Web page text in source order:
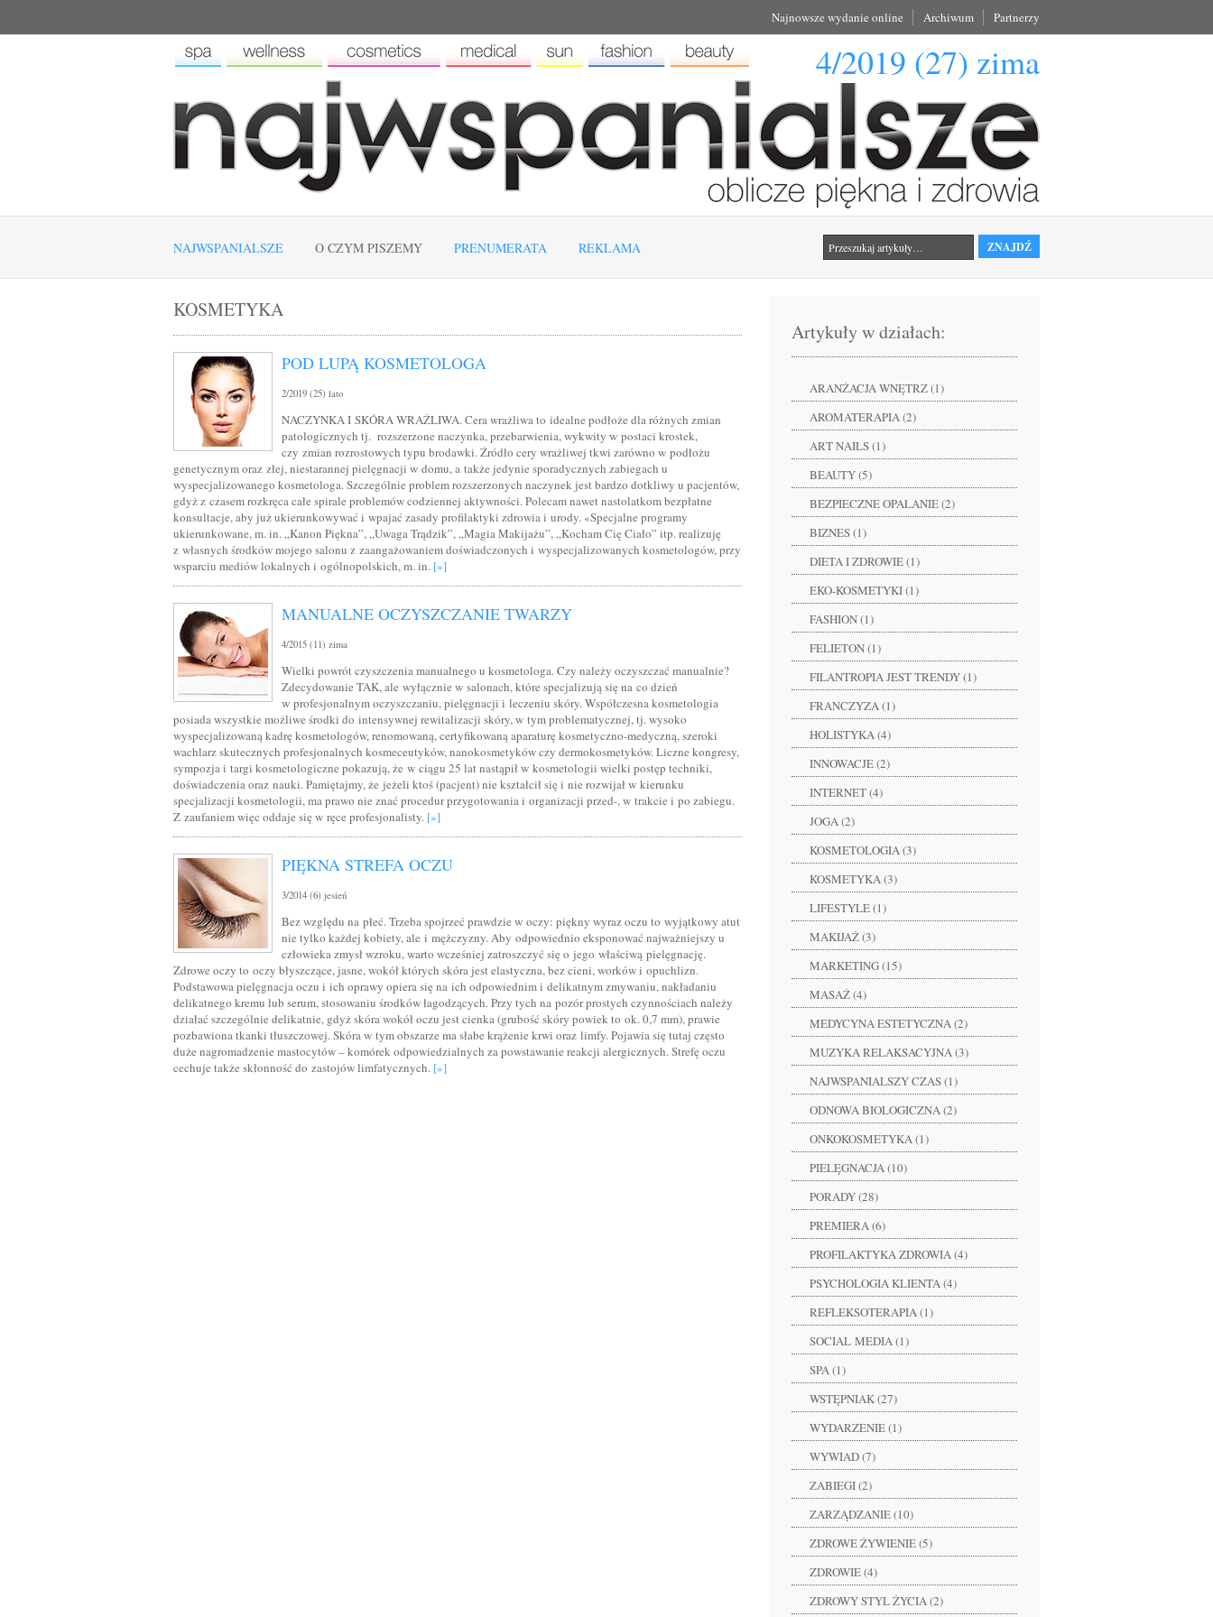
Najnowsze wydanie online Archiwum Partnerzy
4/2019 (27) zima
NAJWSPANIALSZE O CZYM PISZEMY PRENUMERATA REKLAMA
KOSMETYKA
POD LUPĄ KOSMETOLOGA
2/2019 (25) lato
NACZYNKA I SKÓRA WRAŻLIWA. Cera wrażliwa to idealne podłoże dla różnych zmian
patologicznych tj. rozszerzone naczynka, przebarwienia, wykwity w postaci krostek,
czy zmian rozrostowych typu brodawki. Źródło cery wrażliwej tkwi zarówno w podłożu
genetycznym oraz złej, niestarannej pielęgnacji w domu, a także jedynie sporadycznych zabiegach u
wyspecjalizowanego kosmetologa. Szczególnie problem rozszerzonych naczynek jest bardzo dotkliwy u pacjentów,
gdyż z czasem rozkręca całe spirale problemów codziennej aktywności. Polecam nawet nastolatkom bezpłatne
konsultacje, aby już ukierunkowywać i wpajać zasady profilaktyki zdrowia i urody. «Specjalne programy
ukierunkowane, m. in. „Kanon Piękna”, „Uwaga Trądzik”, „Magia Makijażu”, „Kocham Cię Ciało” itp. realizuję
z własnych środków mojego salonu z zaangażowaniem doświadczonych i wyspecjalizowanych kosmetologów, przy
wsparciu mediów lokalnych i ogólnopolskich, m. in. [»]
MANUALNE OCZYSZCZANIE TWARZY
4/2015 (11) zima
Wielki powrót czyszczenia manualnego u kosmetologa. Czy należy oczyszczać manualnie?
Zdecydowanie TAK, ale wyłącznie w salonach, które specjalizują się na co dzień
w profesjonalnym oczyszczaniu, pielęgnacji i leczeniu skóry. Współczesna kosmetologia
posiada wszystkie możliwe środki do intensywnej rewitalizacji skóry, w tym problematycznej, tj. wysoko
wyspecjalizowaną kadrę kosmetologów, renomowaną, certyfikowaną aparaturę kosmetyczno-medyczną, szeroki
wachlarz skutecznych profesjonalnych kosmeceutyków, nanokosmetyków czy dermokosmetyków. Liczne kongresy,
sympozja i targi kosmetologiczne pokazują, że w ciągu 25 lat nastąpił w kosmetologii wielki postęp techniki,
doświadczenia oraz nauki. Pamiętajmy, że jeżeli ktoś (pacjent) nie kształcił się i nie rozwijał w kierunku
specjalizacji kosmetologii, ma prawo nie znać procedur przygotowania i organizacji przed-, w trakcie i po zabiegu.
Z zaufaniem więc oddaje się w ręce profesjonalisty. [»]
PIĘKNA STREFA OCZU
3/2014 (6) jesień
Bez względu na płeć. Trzeba spojrzeć prawdzie w oczy: piękny wyraz oczu to wyjątkowy atut
nie tylko każdej kobiety, ale i mężczyzny. Aby odpowiednio eksponować najważniejszy u
człowieka zmysł wzroku, warto wcześniej zatroszczyć się o jego właściwą pielęgnację.
Zdrowe oczy to oczy błyszczące, jasne, wokół których skóra jest elastyczna, bez cieni, worków i opuchlizn.
Podstawowa pielęgnacja oczu i ich oprawy opiera się na ich odpowiednim i delikatnym zmywaniu, nakładaniu
delikatnego kremu lub serum, stosowaniu środków łagodzących. Przy tych na pozór prostych czynnościach należy
działać szczególnie delikatnie, gdyż skóra wokół oczu jest cienka (grubość skóry powiek to ok. 0,7 mm), prawie
pozbawiona tkanki tłuszczowej. Skóra w tym obszarze ma słabe krążenie krwi oraz limfy. Pojawia się tutaj często
duże nagromadzenie mastocytów – komórek odpowiedzialnych za powstawanie reakcji alergicznych. Strefę oczu
cechuje także skłonność do zastojów limfatycznych. [»]
Artykuły w działach:
ARANŻACJA WNĘTRZ (1)
AROMATERAPIA (2)
ART NAILS (1)
BEAUTY (5)
BEZPIECZNE OPALANIE (2)
BIZNES (1)
DIETA I ZDROWIE (1)
EKO-KOSMETYKI (1)
FASHION (1)
FELIETON (1)
FILANTROPIA JEST TRENDY (1)
FRANCZYZA (1)
HOLISTYKA (4)
INNOWACJE (2)
INTERNET (4)
JOGA (2)
KOSMETOLOGIA (3)
KOSMETYKA (3)
LIFESTYLE (1)
MAKIJAŻ (3)
MARKETING (15)
MASAŻ (4)
MEDYCYNA ESTETYCZNA (2)
MUZYKA RELAKSACYJNA (3)
NAJWSPANIALSZY CZAS (1)
ODNOWA BIOLOGICZNA (2)
ONKOKOSMETYKA (1)
PIELĘGNACJA (10)
PORADY (28)
PREMIERA (6)
PROFILAKTYKA ZDROWIA (4)
PSYCHOLOGIA KLIENTA (4)
REFLEKSOTERAPIA (1)
SOCIAL MEDIA (1)
SPA (1)
WSTĘPNIAK (27)
WYDARZENIE (1)
WYWIAD (7)
ZABIEGI (2)
ZARZĄDZANIE (10)
ZDROWE ŻYWIENIE (5)
ZDROWIE (4)
ZDROWY STYL ŻYCIA (2)